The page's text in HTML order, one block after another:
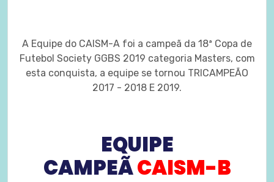
A Equipe do CAISM-A foi a campeã da 18ª Copa de
Futebol Society GGBS 2019 categoria Masters, com
esta conquista, a equipe se tornou TRICAMPEÃO
2017 - 2018 E 2019.
EQUIPE
CAMPEÃCAISM-B